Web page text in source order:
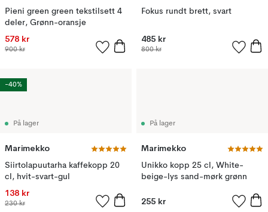
Pieni green green tekstilsett 4
deler, Grønn-oransje
578 kr
900 kr
Fokus rundt brett, svart
485 kr
800 kr
På lager
Marimekko
Siirtolapuutarha kaffekopp 20
cl, hvit-svart-gul
138 kr
230 kr
-40%
På lager
Marimekko
Unikko kopp 25 cl, White-
beige-lys sand-mørk grønn
255 kr